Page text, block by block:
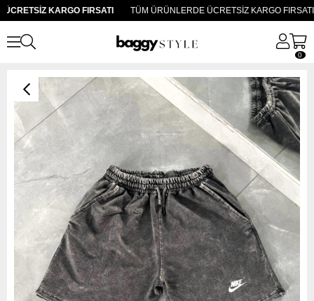
KARGO FIRSATI TÜM ÜRÜNLERDE ÜCRETSİZ KARGO FIRSATI
0